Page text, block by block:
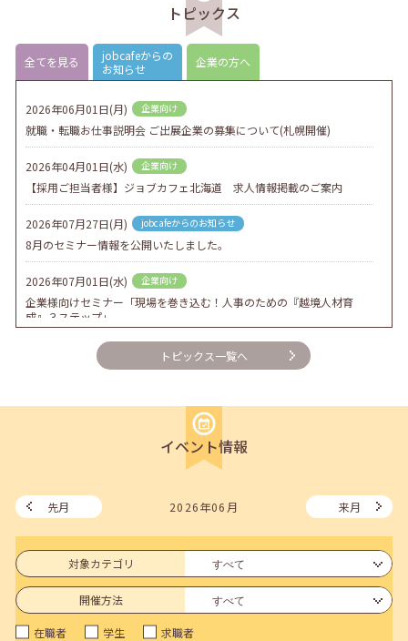
トピックス
全てを見る
jobcafeからの
お知らせ
企業の方へ
2026年06月01日(月) 企業向け
就職・転職お仕事説明会 ご出展企業の募集について(札幌開催)
2026年04月01日(水) 企業向け
【採用ご担当者様】ジョブカフェ北海道 求人情報掲載のご案内
2026年07月27日(月) jobcafeからのお知らせ
8月のセミナー情報を公開いたしました。
2026年07月01日(水) 企業向け
企業様向けセミナー「現場を巻き込む！人事のための『越境人材育
成』３ステップ」
2026年06月26日(金) jobcafeからのお知らせ
7月のセミナー情報を公開いたしました。
2026年06月03日(水) jobcafeからのお知らせ
メールカウンセリング、就職決定報告フォーム復旧いたしました。
jobcafeからのお知らせ
についてのお知らせ
2026年04月25日(土) jobcafeからのお知らせ
5月のセミナー情報を公開いたしました。
トピックス一覧へ
イベント情報
先月 2026年06月 来月
対象カテゴリ
開催方法
在職者 学生 求職者